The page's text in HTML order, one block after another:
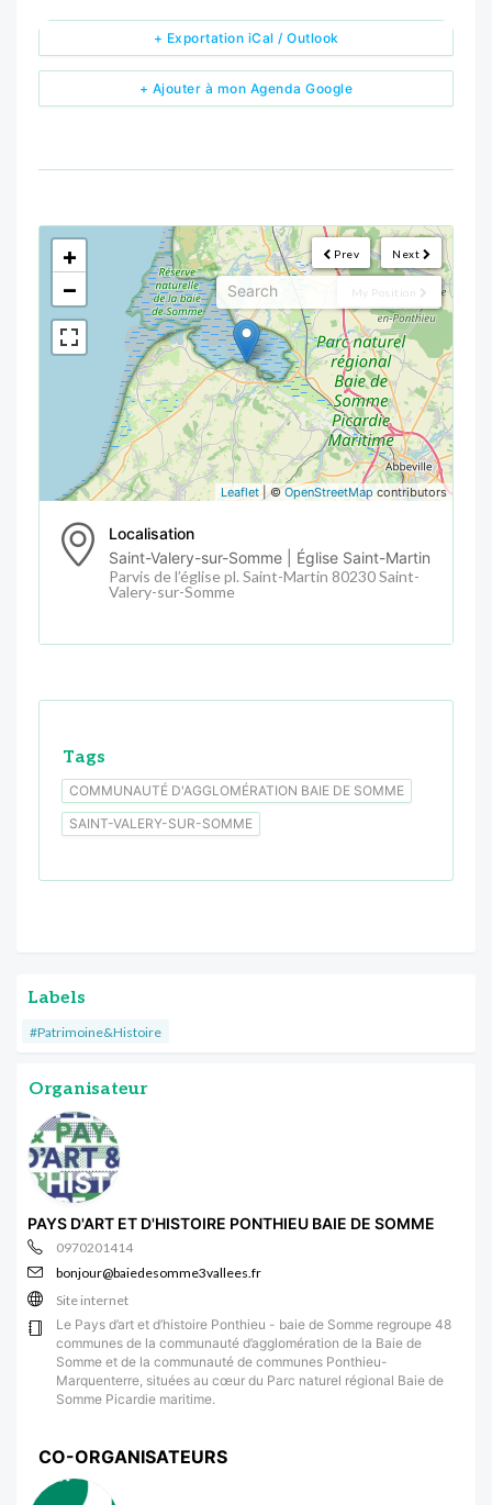
+ Ajouter à mon Agenda Google
+ Exportation iCal / Outlook
Next
Prev
My Position
<!---->
+
−
Leaflet| ©OpenStreetMap contributors
Localisation
Saint-Valery-sur-Somme | Église Saint-Martin
Parvis de l’église pl. Saint-Martin 80230 Saint-
Valery-sur-Somme
Tags
COMMUNAUTÉ D'AGGLOMÉRATION BAIE DE SOMME
SAINT-VALERY-SUR-SOMME
Labels
#Patrimoine&Histoire
Organisateur
PAYS D'ART ET D'HISTOIRE PONTHIEU BAIE DE SOMME
0970201414
bonjour@baiedesomme3vallees.fr
Site internet
Le Pays d’art et d’histoire Ponthieu - baie de Somme regroupe 48
communes de la communauté d’agglomération de la Baie de
Somme et de la communauté de communes Ponthieu-
Marquenterre, situées au cœur du Parc naturel régional Baie de
Somme Picardie maritime.
CO-ORGANISATEURS